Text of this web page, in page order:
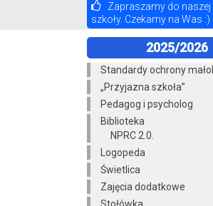
Zapraszamy do naszej
szkoły. Czekamy na Was :)
2025/2026
Standardy ochrony
„Przyjazna szkoła”
Pedagog i psycholog
Biblioteka
NPRC 2.0.
Logopeda
Świetlica
Zajęcia dodatkowe